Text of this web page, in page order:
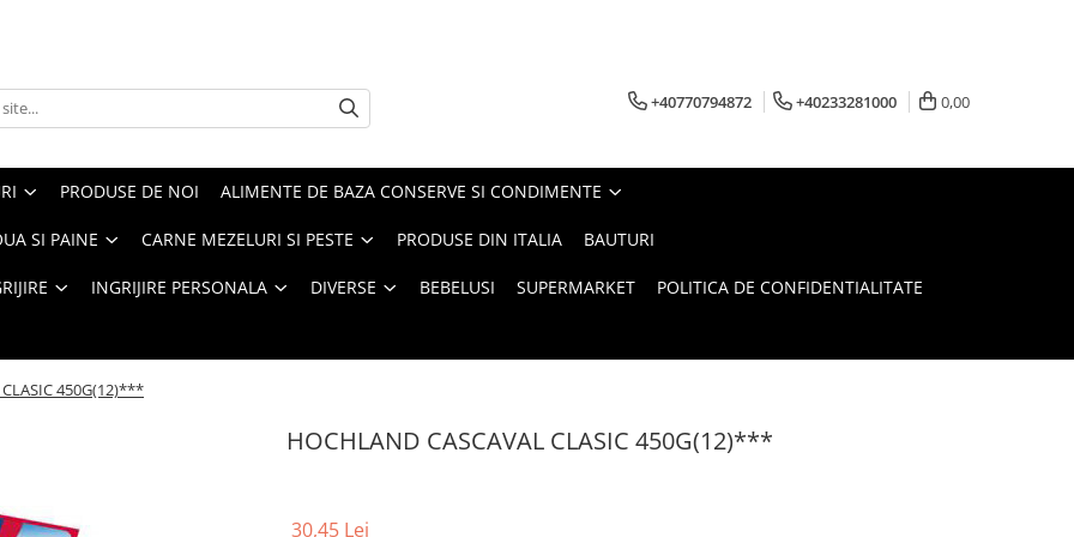
+40770794872 +40233281000 0,00
PRODUSE DE NOI ALIMENTE DE BAZA CONSERVE SI CONDIMENTE
SI PAINE CARNE MEZELURI SI PESTE PRODUSE DIN ITALIA BAUTURI
INGRIJIRE PERSONALA DIVERSE BEBELUSI SUPERMARKET POLITICA DE CONFIDENTIALITATE
450G(12)***
HOCHLAND CASCAVAL CLASIC 450G(12)***
30,45 Lei